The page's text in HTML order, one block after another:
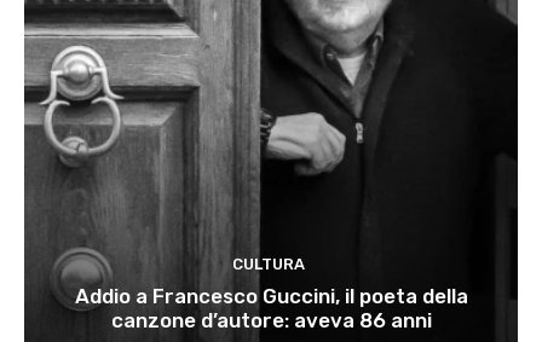
CULTURA
Addio a Francesco Guccini, il poeta della
canzone d’autore: aveva 86 anni